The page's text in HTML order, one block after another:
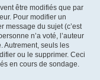
être modifiés que par
Pour modifier un
message du sujet (c’est
n’a voté, l’auteur
Autrement, seuls les
ou le supprimer. Ceci
en cours de sondage.